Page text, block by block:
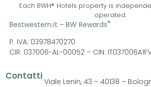
Each BWH® Hotels property is
operated.
Bestwestern.it – BW Rewards®
P. IVA: 03978470270
CIR: 037006-AL-00052 – CIN:
Contatti Viale Lenin, 43 – 40138 –